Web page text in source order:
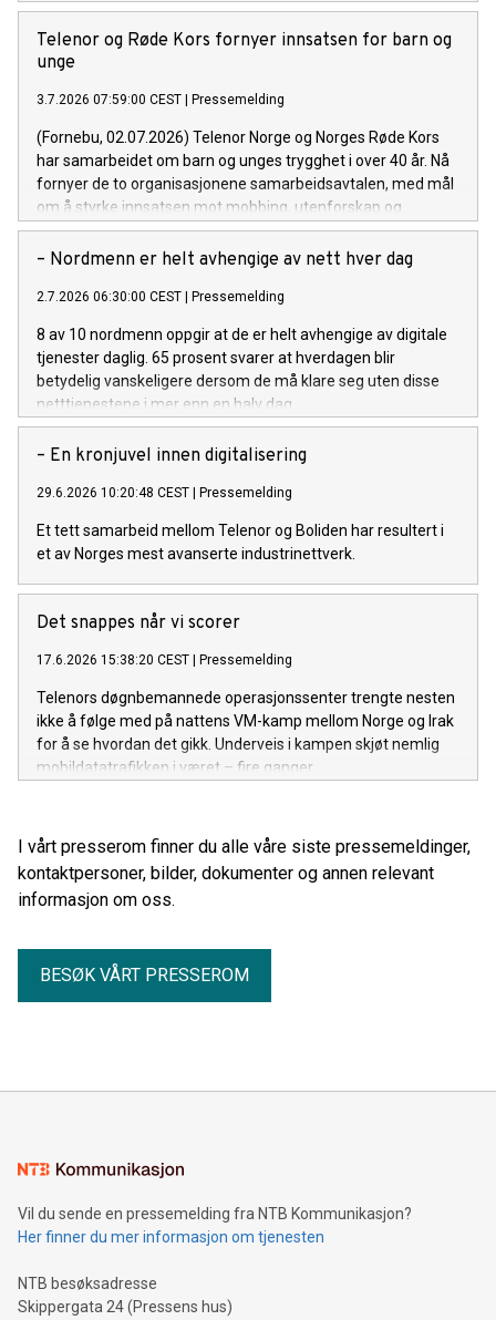
millioninvesteringer i mobilnettet.
Telenor og Røde Kors fornyer innsatsen for barn og
unge
3.7.2026 07:59:00 CEST Pressemelding
(Fornebu, 02.07.2026) Telenor Norge og Norges Røde Kors
har samarbeidet om barn og unges trygghet i over 40 år. Nå
fornyer de to organisasjonene samarbeidsavtalen, med mål
om å styrke innsatsen mot mobbing, utenforskap og
psykiske utfordringer i en hverdag som blir stadig mer digital.
– Nordmenn er helt avhengige av nett hver dag
2.7.2026 06:30:00 CEST Pressemelding
8 av 10 nordmenn oppgir at de er helt avhengige av digitale
tjenester daglig. 65 prosent svarer at hverdagen blir
betydelig vanskeligere dersom de må klare seg uten disse
netttjenestene i mer enn en halv dag.
– En kronjuvel innen digitalisering
29.6.2026 10:20:48 CEST Pressemelding
Et tett samarbeid mellom Telenor og Boliden har resultert i
et av Norges mest avanserte industrinettverk.
Det snappes når vi scorer
17.6.2026 15:38:20 CEST Pressemelding
Telenors døgnbemannede operasjonssenter trengte nesten
ikke å følge med på nattens VM-kamp mellom Norge og Irak
for å se hvordan det gikk. Underveis i kampen skjøt nemlig
mobildatatrafikken i været – fire ganger.
I vårt presserom finner du alle våre siste pressemeldinger,
kontaktpersoner, bilder, dokumenter og annen relevant
informasjon om oss.
BESØK VÅRT PRESSEROM
Vil du sende en pressemelding fra NTB Kommunikasjon?
Her finner du mer informasjon om tjenesten
NTB besøksadresse
Skippergata 24 (Pressens hus)